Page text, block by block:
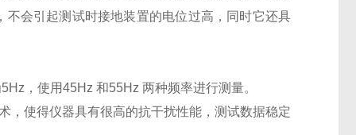
会引起测试时接地装置的电位过高，同时它还具
，使用45Hz 和55Hz 两种频率进行测量。
，使得仪器具有很高的抗干扰性能，测试数据稳定